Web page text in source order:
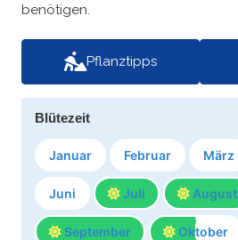
benötigen.
Pflanztipps
Blütezeit
Januar Februar März
Juni Juli August
September Oktober